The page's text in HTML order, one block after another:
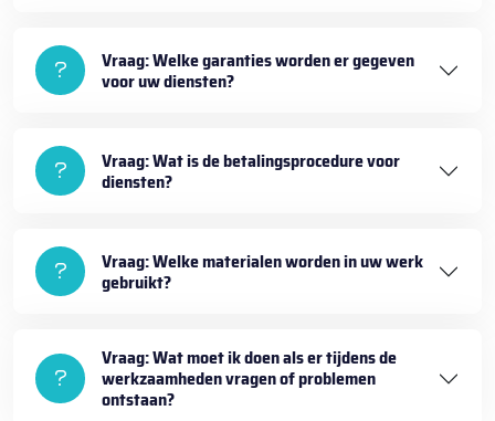
Vraag: Welke garanties worden er gegeven
voor uw diensten?
Vraag: Wat is de betalingsprocedure voor
diensten?
Vraag: Welke materialen worden in uw werk
gebruikt?
Vraag: Wat moet ik doen als er tijdens de
werkzaamheden vragen of problemen
ontstaan?